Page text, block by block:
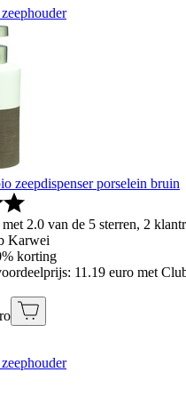
zeepdispenser porselein bruin
2.0 van de 5 sterren, 2
Karwei
korting
11.19 euro met